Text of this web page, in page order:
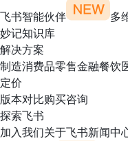
飞书智能伙伴
多
妙记知识库
解决方案
制造消费品零售金融餐饮
定价
版本对比购买咨询
探索飞书
加入我们关于飞书新闻中